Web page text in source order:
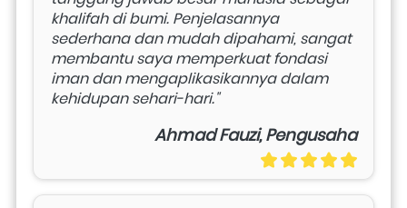
khalifah di bumi. Penjelasannya
sederhana dan mudah dipahami, sangat
membantu saya memperkuat fondasi
iman dan mengaplikasikannya dalam
kehidupan sehari-hari."
Ahmad Fauzi, Pengusaha